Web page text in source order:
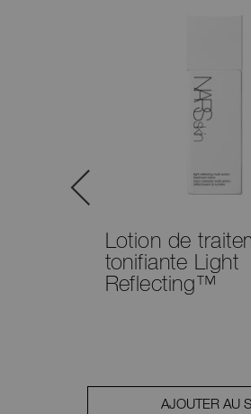
Lotion de
tonifiante Light
Reflecting™
AJOUTER AU